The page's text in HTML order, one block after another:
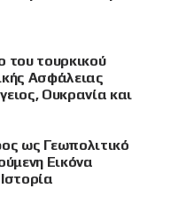
του τουρκικού
Ασφάλειας
Ουκρανία και
ως Γεωπολιτικό
Εικόνα